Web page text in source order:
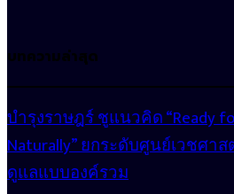
บทความล่าสุด
บำรุงราษฎร์ ชูแนวคิด “Ready
Naturally” ยกระดับศูนย์เวชศา
ดูแลแบบองค์รวม